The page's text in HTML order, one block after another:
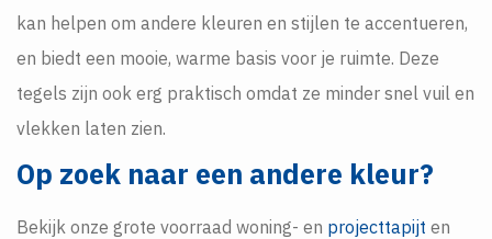
kan helpen om andere kleuren en stijlen te accentueren,
en biedt een mooie, warme basis voor je ruimte. Deze
tegels zijn ook erg praktisch omdat ze minder snel vuil en
vlekken laten zien.
Op zoek naar een andere kleur?
Bekijk onze grote voorraad woning- en projecttapijt en